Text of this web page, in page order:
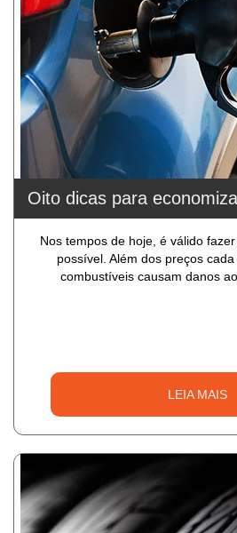
Oito dicas para
Nos tempos de hoje, é válido
possível. Além dos preços
combustíveis causam danos
LEIA MAIS